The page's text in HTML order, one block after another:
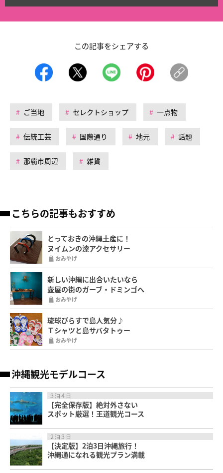
この記事をシェアする
ご当地 セレクトショップ 一点物
伝統工芸 国際通り 地元 話題
那覇市周辺 雑貨
こちらの記事もおすすめ
とっておきの沖縄土産に！
ヌイムンの漆アクセサリー
おみやげ
新しい沖縄に出合いたいなら
壺屋の街のガーブ・ドミンゴへ
おみやげ
琉球ぴらすで島人気分♪
Ｔシャツと島サバタトゥー
おみやげ
沖縄観光モデルコース
３泊４日
【完全保存版】絶対外さない
スポット厳選！王道観光コース
２泊３日
【決定版】2泊3日沖縄旅行！
沖縄通になれる観光プラン満載